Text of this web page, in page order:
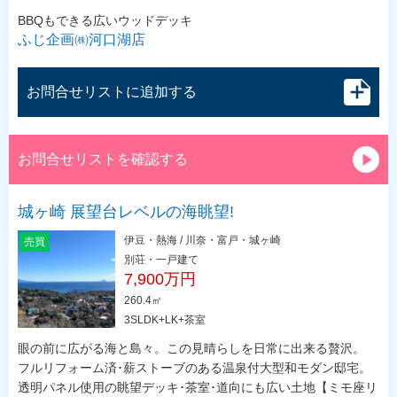
BBQもできる広いウッドデッキ
ふじ企画㈱河口湖店
お問合せリストに追加する
お問合せリストを確認する
城ヶ崎 展望台レベルの海眺望!
売買
伊豆・熱海 / 川奈・富戸・城ヶ崎
別荘・一戸建て
7,900万円
260.4㎡
3SLDK+LK+茶室
眼の前に広がる海と島々。この見晴らしを日常に出来る贅沢。
フルリフォーム済･薪ストーブのある温泉付大型和モダン邸宅。
透明パネル使用の眺望デッキ･茶室･道向にも広い土地【ミモ座リ